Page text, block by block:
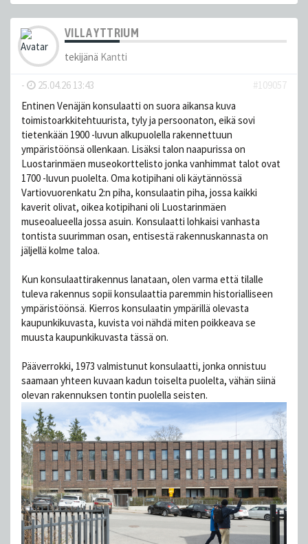
VILLA YTTRIUM
tekijänä Kantti
- 25.04.26 13:43
#109057
Entinen Venäjän konsulaatti on suora aikansa kuva
toimistoarkkitehtuurista, tyly ja persoonaton, eikä sovi
tietenkään 1900 -luvun alkupuolella rakennettuun
ympäristöönsä ollenkaan. Lisäksi talon naapurissa on
Luostarinmäen museokorttelisto jonka vanhimmat talot ovat
1700 -luvun puolelta. Oma kotipihani oli käytännössä
Vartiovuorenkatu 2:n piha, konsulaatin piha, jossa kaikki
kaverit olivat, oikea kotipihani oli Luostarinmäen
museoalueella jossa asuin. Konsulaatti lohkaisi vanhasta
tontista suurimman osan, entisestä rakennuskannasta on
jäljellä kolme taloa.
Kun konsulaattirakennus lanataan, olen varma että tilalle
tuleva rakennus sopii konsulaattia paremmin historialliseen
ympäristöönsä. Kierros konsulaatin ympärillä olevasta
kaupunkikuvasta, kuvista voi nähdä miten poikkeava se
muusta kaupunkikuvasta tässä on.
Pääverrokki, 1973 valmistunut konsulaatti, jonka onnistuu
saamaan yhteen kuvaan kadun toiselta puolelta, vähän siinä
olevan rakennuksen tontin puolella seisten.